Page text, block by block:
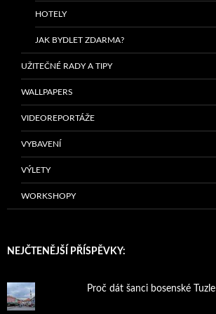
HOTELY
JAK BYDLET ZDARMA?
UŽITEČNÉ RADY A TIPY
WALLPAPERS
VIDEOREPORTÁŽE
VYBAVENÍ
VÝLETY
WORKSHOPY
NEJČTENĚJŠÍ PŘÍSPĚVKY:
Proč dát šanci bosenské Tuzle